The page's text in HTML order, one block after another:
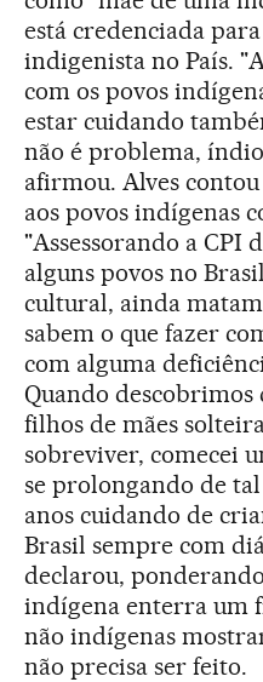
está credenciada
indigenista no País.
com os povos
estar cuidando
não é problema,
afirmou. Alves
aos povos indígenas
"Assessorando a CPI
alguns povos no
cultural, ainda
sabem o que fazer
com alguma
Quando descobrimos
filhos de mães
sobreviver, comecei
se prolongando de
anos cuidando de
Brasil sempre com
declarou,
indígena enterra um
não indígenas
não precisa ser feito.